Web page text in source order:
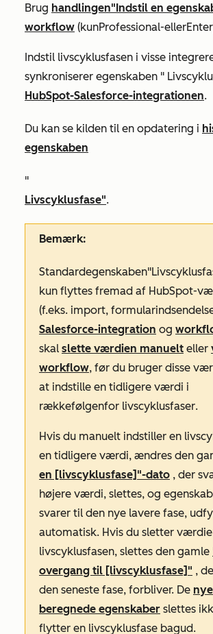
Brug handlingen"Indstil en
workflow (kunProfessional-eller
Indstil livscyklusfasen i visse
synkroniserer egenskaben "
HubSpot-Salesforce-integrationen.
Du kan se kilden til en opdatering i
egenskaben
"
Livscyklusfase".
Bemærk:
Standardegenskaben
kun flyttes fremad af HubSpot-
(f.eks. import,
Salesforce-integration og
skal slette værdien manuelt eller
workflow, før du bruger disse
at indstille en tidligere værdi i
rækkefølgenfor livscyklusfaser.
Hvis du manuelt indstiller en
en tidligere værdi, ændres den
en [livscyklusfase]"-dato , der
højere værdi, slettes, og
svarer til den nye lavere fase,
automatisk. Hvis du sletter
livscyklusfasen, slettes den gamle
overgang til [livscyklusfase]" ,
den seneste fase, forbliver. De nye
beregnede egenskaber slettes
flytter en livscyklusfase bagud.